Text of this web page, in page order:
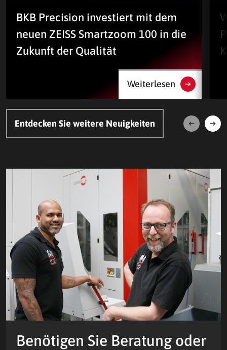
BKB Precision investiert mit dem
neuen ZEISS Smartzoom 100 in die
Zukunft der Qualität
Weiterlesen
Entdecken Sie weitere Neuigkeiten Weiter
Benötigen Sie Beratung oder